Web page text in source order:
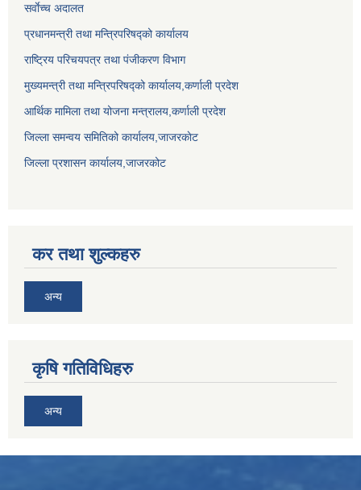
सर्वाेच्च अदालत
प्रधानमन्त्री तथा मन्त्रिपरिषद्को कार्यालय
राष्ट्रिय परिचयपत्र तथा पंजीकरण विभाग
मुख्यमन्त्री तथा मन्त्रिपरिषद्को कार्यालय,कर्णाली प्रदेश
आर्थिक मामिला तथा योजना मन्त्रालय,कर्णाली प्रदेश
जिल्ला समन्वय समितिको कार्यालय,जाजरकाेट
जिल्ला प्रशासन कार्यालय,जाजरकोट
कर तथा शुल्कहरु
अन्य
कृषि गतिविधिहरु
अन्य